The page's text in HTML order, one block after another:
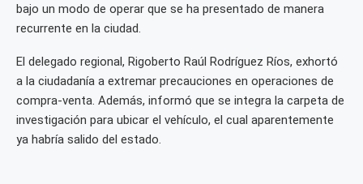
bajo un modo de operar que se ha presentado de manera
recurrente en la ciudad.
El delegado regional, Rigoberto Raúl Rodríguez Ríos, exhortó
a la ciudadanía a extremar precauciones en operaciones de
compra-venta. Además, informó que se integra la carpeta de
investigación para ubicar el vehículo, el cual aparentemente
ya habría salido del estado.